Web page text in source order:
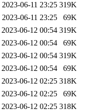
2023-06-11 23:25 319K
2023-06-11 23:25
69K
2023-06-12 00:54 319K
2023-06-12 00:54
69K
2023-06-12 00:54 319K
2023-06-12 00:54
69K
2023-06-12 02:25 318K
2023-06-12 02:25
69K
2023-06-12 02:25 318K